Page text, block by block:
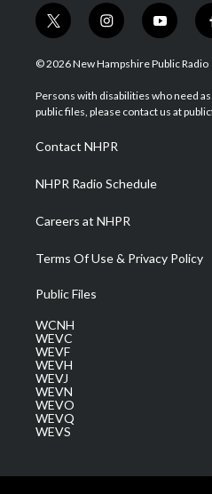
t
w
i
t
e
i
n
s
a
g
a
m
y
o
u
u
b
© 2026 New Hampshire Public Radio
Persons with disabilities who need
public files, please contact us at
Contact NHPR
NHPR Radio Schedule
Careers at NHPR
Terms Of Use & Privacy Policy
Public Files
WCNH
WEVC
WEVF
WEVH
WEVJ
WEVN
WEVO
WEVQ
WEVS